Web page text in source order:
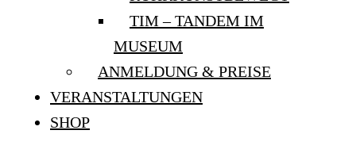
TIM – TANDEM IM
MUSEUM
ANMELDUNG & PREISE
VERANSTALTUNGEN
SHOP